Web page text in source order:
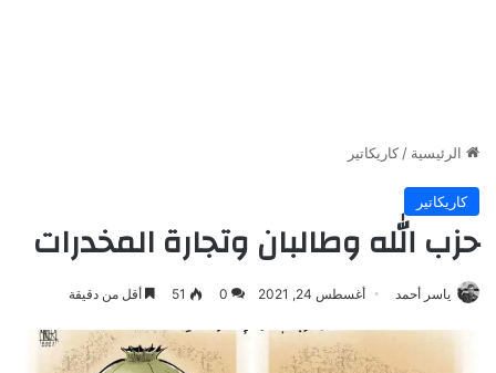
الرئيسية / كاريكاتير
كاريكاتير
حزب الله وطالبان وتجارة المخدرات
ياسر أحمد أغسطس 24, 2021 0
51 أقل من دقيقة